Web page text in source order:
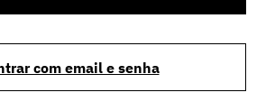
com email e senha